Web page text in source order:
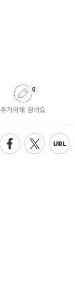
추가취재 원해요
0